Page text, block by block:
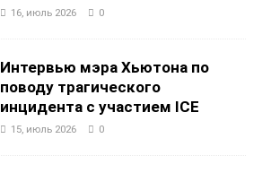
16, июль 2026 0
Интервью мэра Хьютона по
поводу трагического
инцидента с участием ICE
15, июль 2026 0